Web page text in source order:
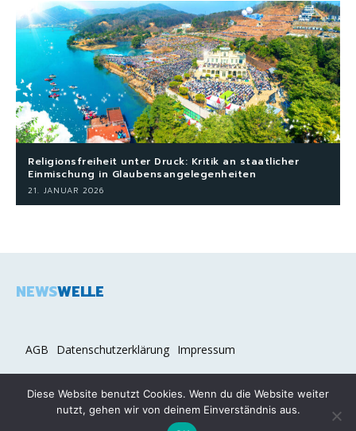
Religionsfreiheit unter Druck: Kritik an staatlicher
Einmischung in Glaubensangelegenheiten
21. JANUAR 2026
NEWSWELLE
AGB Datenschutzerklärung Impressum
2026 COPYRIGHT © NEWSWELLE.DE
Diese Website benutzt Cookies. Wenn du die Website weiter
nutzt, gehen wir von deinem Einverständnis aus.